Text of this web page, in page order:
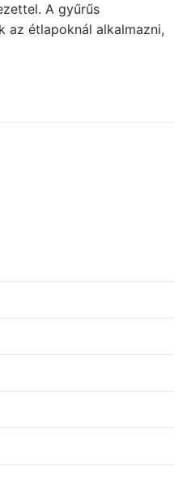
A gyűrűs
az étlapoknál alkalmazni,